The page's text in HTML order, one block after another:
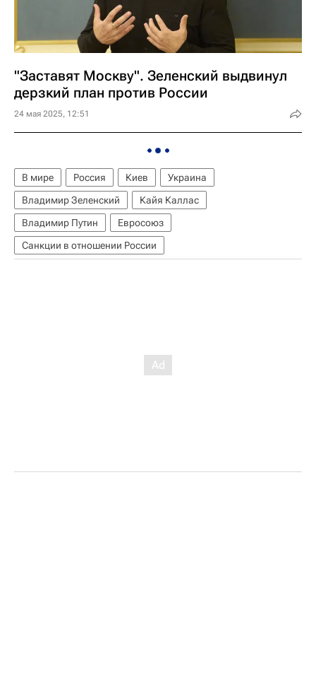
"Заставят Москву". Зеленский выдвинул
дерзкий план против России
24 мая 2025, 12:51
В мире Россия Киев
Украина
Владимир Зеленский
Кайя Каллас
Владимир Путин
Евросоюз
Санкции в отношении России